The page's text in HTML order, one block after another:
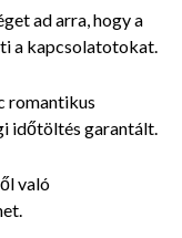
ad arra, hogy a
a kapcsolatotokat.
romantikus
időtöltés garantált.
való